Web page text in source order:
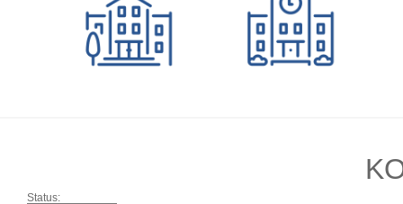
Status: